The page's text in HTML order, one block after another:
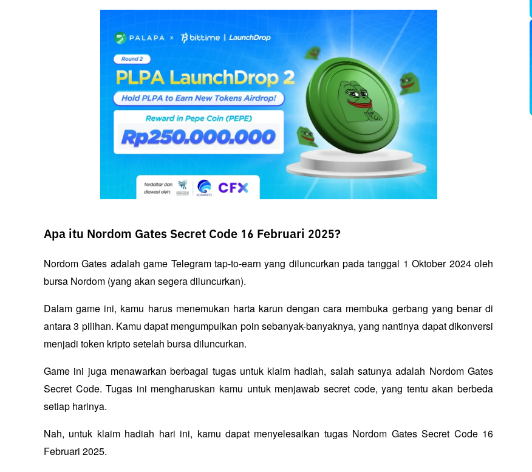
Apa itu Nordom Gates Secret Code 16 Februari 2025?
Nordom Gates adalah game Telegram tap-to-earn yang diluncurkan pada tanggal 1 Oktober 2024 oleh
bursa Nordom (yang akan segera diluncurkan).
Dalam game ini, kamu harus menemukan harta karun dengan cara membuka gerbang yang benar di
antara 3 pilihan. Kamu dapat mengumpulkan poin sebanyak-banyaknya, yang nantinya dapat dikonversi
menjadi token kripto setelah bursa diluncurkan.
Game ini juga menawarkan berbagai tugas untuk klaim hadiah, salah satunya adalah Nordom Gates
Secret Code. Tugas ini mengharuskan kamu untuk menjawab secret code, yang tentu akan berbeda
setiap harinya.
Nah, untuk klaim hadiah hari ini, kamu dapat menyelesaikan tugas Nordom Gates Secret Code 16
Februari 2025.